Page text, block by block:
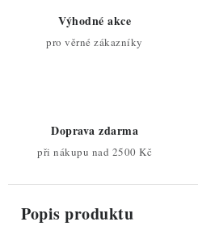
Výhodné akce
pro věrné zákazníky
Doprava zdarma
při nákupu nad 2500 Kč
Popis produktu